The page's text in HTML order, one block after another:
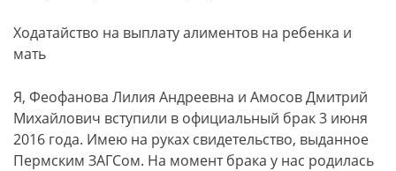
Ходатайство на выплату алиментов на ребенка и
мать
Я, Феофанова Лилия Андреевна и Амосов Дмитрий
Михайлович вступили в официальный брак 3 июня
2016 года. Имею на руках свидетельство, выданное
Пермским ЗАГСом. На момент брака у нас родилась